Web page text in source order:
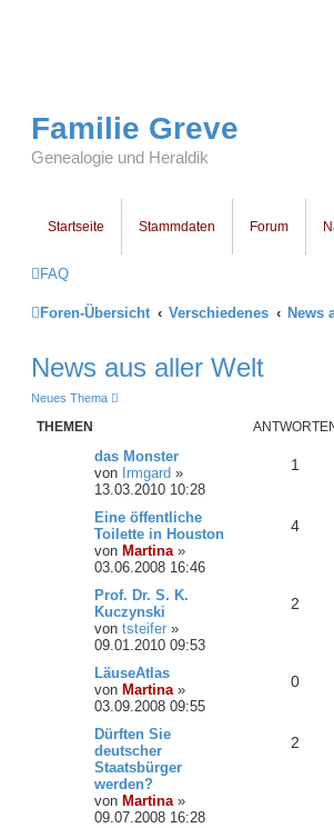
Familie Greve
Genealogie und Heraldik
Startseite Stammdaten Forum
FAQ
Foren-Übersicht Verschiedenes News
News aus aller Welt
Neues Thema
THEMEN
das Monster
von Irmgard »
13.03.2010 10:28
1
Eine öffentliche
Toilette in Houston
von Martina»
03.06.2008 16:46
4
Prof. Dr. S. K.
Kuczynski
von tsteifer »
09.01.2010 09:53
2
LäuseAtlas
von Martina»
03.09.2008 09:55
0
Dürften Sie
deutscher
Staatsbürger
werden?
von Martina»
09.07.2008 16:28
2